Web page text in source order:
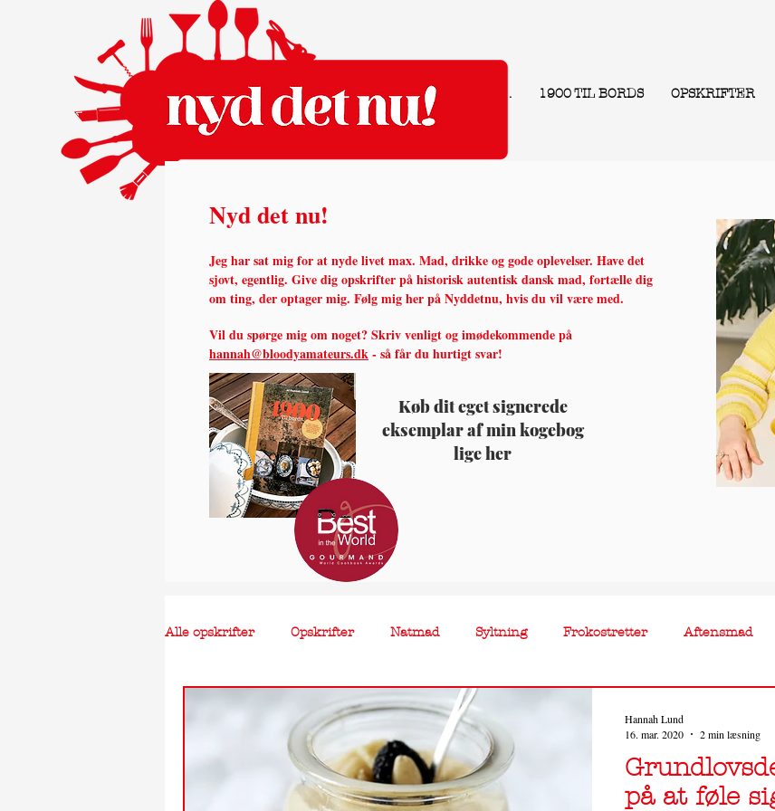
. 1900 TIL BORDS OPSKRIFTER
Nyd det nu!
Jeg har sat mig for at nyde livet max. Mad, drikke og gode oplevelser. Have det
sjovt, egentlig. Give dig opskrifter på historisk autentisk dansk mad, fortælle dig
om ting, der optager mig. Følg mig her på Nyddetnu, hvis du vil være med.
Vil du spørge mig om noget? Skriv venligt og imødekommende på
hannah@bloodyamateurs.dk- så får du hurtigt svar!
Køb dit eget signerede
eksemplar af min kogebog
lige her
Alle opskrifter Opskrifter Natmad Syltning Frokostretter Aftensmad
på at føle
Hannah Lund
16. mar. 2020
2 min læsning